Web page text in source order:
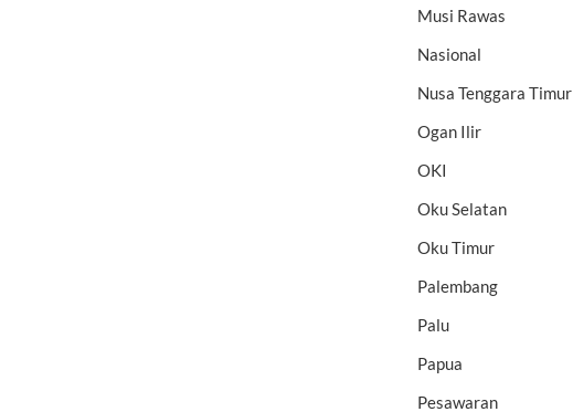
Musi Rawas
Nasional
Nusa Tenggara Timur
Ogan Ilir
OKI
Oku Selatan
Oku Timur
Palembang
Palu
Papua
Pesawaran